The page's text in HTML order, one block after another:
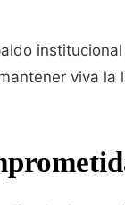
institucional
viva la